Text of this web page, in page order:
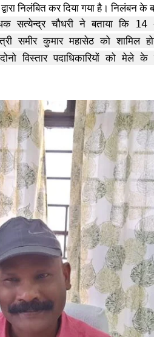
निलंबित कर दिया गया है। निलंबन
सत्येन्द्र चौधरी ने बताया कि
समीर कुमार महासेठ को शामिल
विस्तार पदाधिकारियों को मेले के